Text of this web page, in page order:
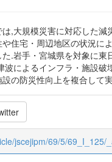
,大規模災害に対応した
や住宅・周辺地区の状況に
た.岩手・宮城県を対象に
波によるインフラ・施設
の防災性向上を複合して
jscejipm/69/5/69_I_125/